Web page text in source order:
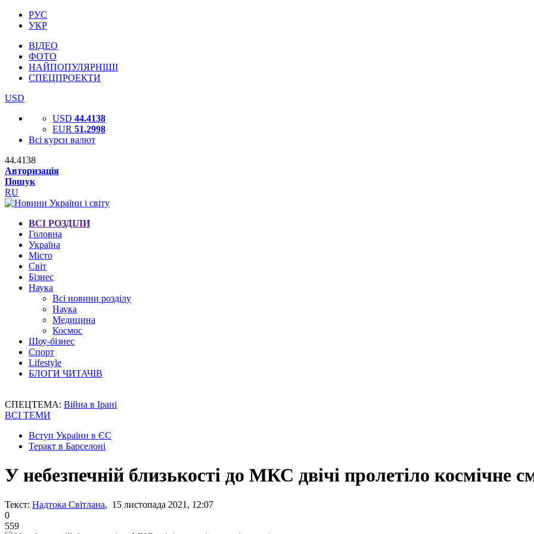
РУС
УКР
ВІДЕО
ФОТО
НАЙПОПУЛЯРНІШІ
СПЕЦПРОЕКТИ
USD
USD 44.4138
EUR 51.2998
Всі курси валют
44.4138
Авторизація
Пошук
RU
ВСІ РОЗДІЛИ
Головна
Україна
Місто
Світ
Бізнес
Наука
Всі новини розділу
Наука
Медицина
Космос
Шоу-бізнес
Спорт
Lifestyle
БЛОГИ ЧИТАЧІВ
СПЕЦТЕМА: Війна в Ірані
ВСІ ТЕМИ
Вступ України в ЄС
Теракт в Барселоні
У небезпечній близькості до МКС двічі пролетіло космічне
Текст: Надтока Світлана, 15 листопада 2021, 12:07
0
559